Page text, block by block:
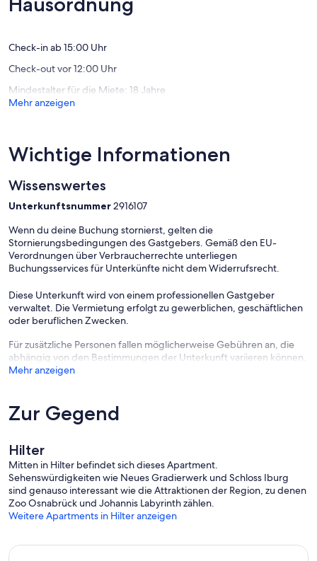
Bewertungen)
Check-in ab 15:00 Uhr
Check-out vor 12:00 Uhr
Mindestalter für die Miete: 18 Jahre
Mehr anzeigen
Wichtige Informationen
Wissenswertes
Unterkunftsnummer2916107
Wenn du deine Buchung stornierst, gelten die
Stornierungsbedingungen des Gastgebers. Gemäß den EU-
Verordnungen über Verbraucherrechte unterliegen
Buchungsservices für Unterkünfte nicht dem Widerrufsrecht.
Diese Unterkunft wird von einem professionellen Gastgeber
verwaltet. Die Vermietung erfolgt zu gewerblichen, geschäftlichen
oder beruflichen Zwecken.
Für zusätzliche Personen fallen möglicherweise Gebühren an, die
abhängig von den Bestimmungen der Unterkunft variieren können.
Mehr anzeigen
Zur Gegend
Hilter
Mitten in Hilter befindet sich dieses Apartment.
Sehenswürdigkeiten wie Neues Gradierwerk und Schloss Iburg
sind genauso interessant wie die Attraktionen der Region, zu denen
Zoo Osnabrück und Johannis Labyrinth zählen.
Weitere Apartments in Hilter anzeigen